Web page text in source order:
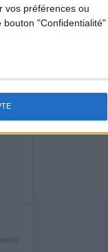
vos préférences ou
"Confidentialité"